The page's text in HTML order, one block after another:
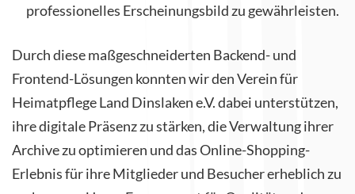
professionelles Erscheinungsbild zu gewährleisten.
Durch diese maßgeschneiderten Backend- und
Frontend-Lösungen konnten wir den Verein für
Heimatpflege Land Dinslaken e.V. dabei unterstützen,
ihre digitale Präsenz zu stärken, die Verwaltung ihrer
Archive zu optimieren und das Online-Shopping-
Erlebnis für ihre Mitglieder und Besucher erheblich zu